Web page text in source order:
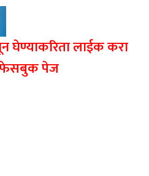
घेण्याकरिता लाईक करा
पेज